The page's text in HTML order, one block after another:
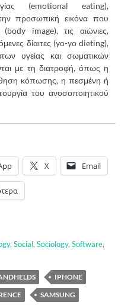
(emotional eating),
προσωπική εικόνα που
image), τις αιώνιες,
δίαιτες (yo-yo dieting),
υγείας και σωματικών
με τη διατροφή, όπως η
κόπωσης, η πεσμένη ή
του ανοσοποιητικού
X Email
,Social,Sociology,Software,
IPHONE
SAMSUNG